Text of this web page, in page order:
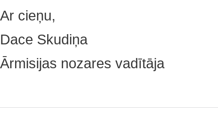
Ar cieņu,
Dace Skudiņa
Ārmisijas nozares vadītāja